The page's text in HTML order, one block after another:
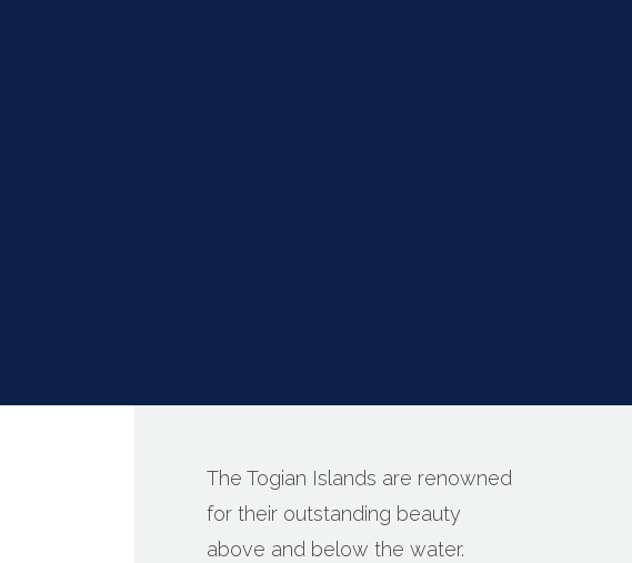
The Togian Islands are renowned
for their outstanding beauty
above and below the water.